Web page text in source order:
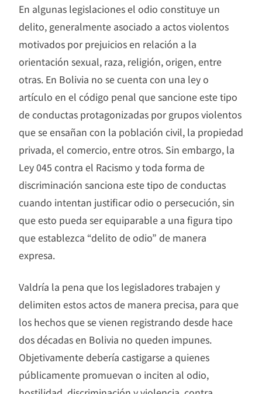
En algunas legislaciones el odio constituye un
delito, generalmente asociado a actos violentos
motivados por prejuicios en relación a la
orientación sexual, raza, religión, origen, entre
otras. En Bolivia no se cuenta con una ley o
artículo en el código penal que sancione este tipo
de conductas protagonizadas por grupos violentos
que se ensañan con la población civil, la propiedad
privada, el comercio, entre otros. Sin embargo, la
Ley 045 contra el Racismo y toda forma de
discriminación sanciona este tipo de conductas
cuando intentan justificar odio o persecución, sin
que esto pueda ser equiparable a una figura tipo
que establezca “delito de odio” de manera
expresa.
Valdría la pena que los legisladores trabajen y
delimiten estos actos de manera precisa, para que
los hechos que se vienen registrando desde hace
dos décadas en Bolivia no queden impunes.
Objetivamente debería castigarse a quienes
públicamente promuevan o inciten al odio,